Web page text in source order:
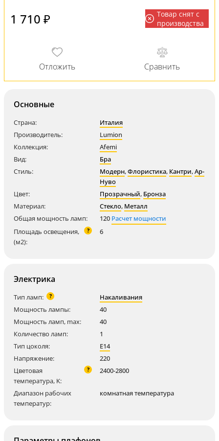
1 710 ₽
Товар снят с
производства
Основные
Страна:
Италия
Производитель:
Lumion
Коллекция:
Afemi
Вид:
Бра
Стиль:
Модерн,Флористика, Кантри,Ар-
Нуво
Цвет:
Прозрачный, Бронза
Материал:
Стекло, Металл
Общая мощность ламп:
120 Расчет мощности
Площадь освещения,
(м2):
? 6
Электрика
Тип ламп: ?
Накаливания
Мощность лампы:
40
Мощность ламп, max:
40
Количество ламп:
1
Тип цоколя:
E14
Напряжение:
220
Цветовая
температура, K:
? 2400-2800
Диапазон рабочих
температур:
комнатная температура